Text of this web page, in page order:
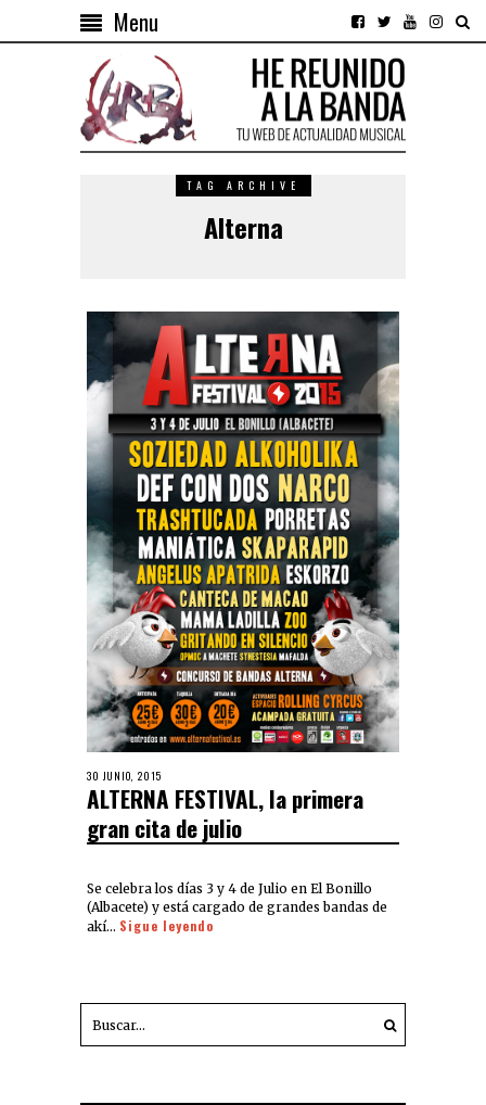
Menu
TAG ARCHIVE
Alterna
30 JUNIO, 2015
ALTERNA FESTIVAL, la primera
gran cita de julio
Se celebra los días 3 y 4 de Julio en El Bonillo
(Albacete) y está cargado de grandes bandas de
akí… Sigue leyendo